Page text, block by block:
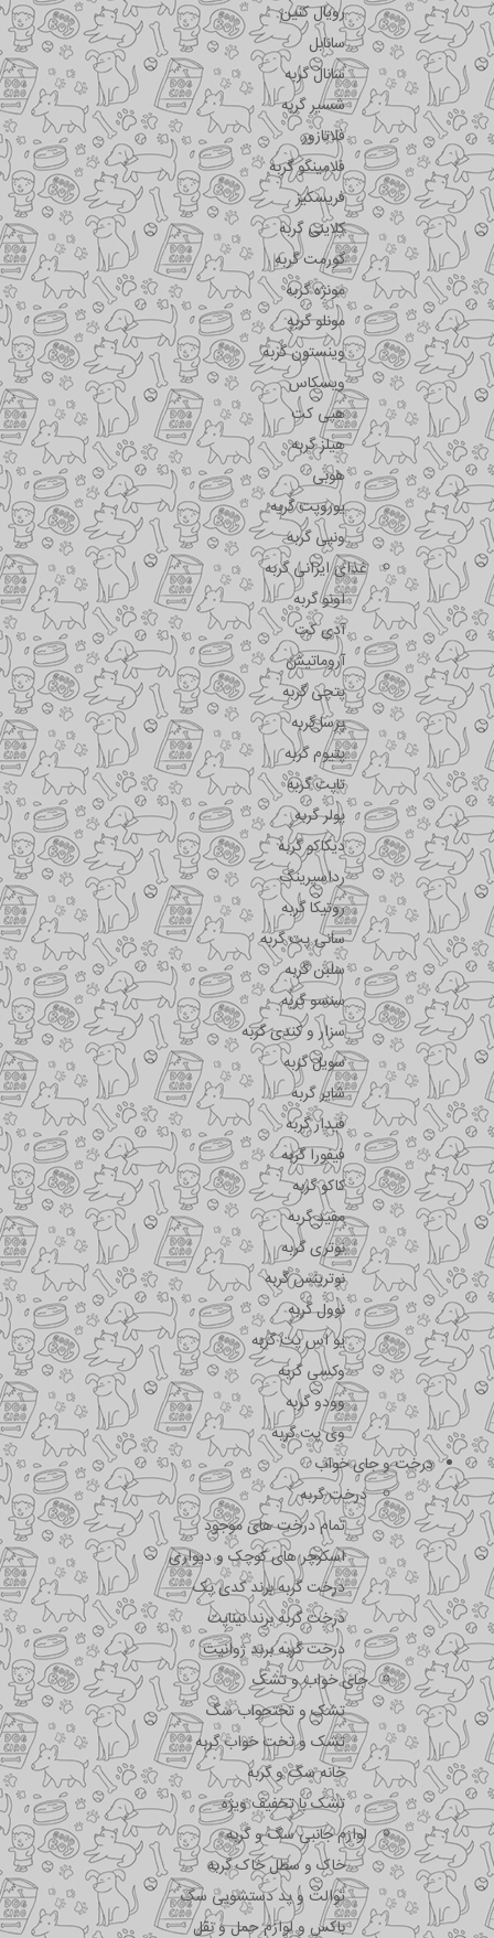
رویال کنین
سانابل
سانال گربه
شسیر گربه
فلاتازور
فلامینگو گربه
فریسکیز
کلاینی گربه
گورمت گربه
مونژه گربه
مونلو گربه
وینستون گربه
ویسکاس
هپی کت
هیلز گربه
هوبی
یوروپت گربه
ونپی گربه
غذای ایرانی گربه
اونو گربه
آدی کت
آروماتیش
پتچی گربه
پرسا گربه
پتیوم گربه
تاپت گربه
پولر گربه
دیکاکو گربه
رداسپرینگ
روتیکا گربه
سانی پت گربه
سلبن گربه
سنسو گربه
سزار و کندی گربه
سویل گربه
شایر گربه
فیدار گربه
فیفورا گربه
کاکو گربه
مفید گربه
نوتری گربه
نوترینس گربه
نوول گربه
یو اس پت گربه
وکسی گربه
وودو گربه
وی پت گربه
درخت و جای خواب
درخت گربه
تمام درخت های موجود
اسکرچر های کوچک و دیواری
درخت گربه برند کدی پک
درخت گربه برند نیناپت
درخت گربه برند ژوانیت
جای خواب و تشک
تشک و تختحواب سگ
تشک و تخت خواب گربه
خانه سگ و گربه
تشک با تخفیف ویژه
لوازم جانبی سگ و گربه
خاک و سطل خاک گربه
توالت و پد دستشویی سگ
باکس و لوازم حمل و نقل